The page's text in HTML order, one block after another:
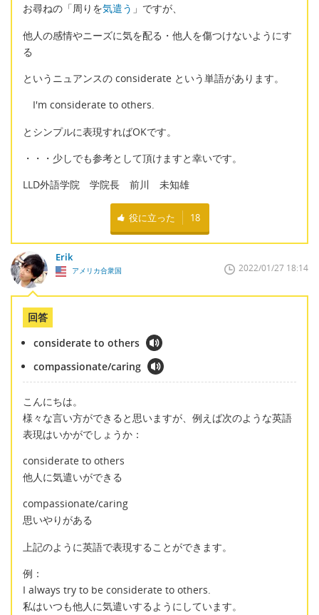
お尋ねの「周りを気遣う 」ですが、
他人の感情やニーズに気を配る・他人を傷つけないようにす
る
というニュアンスの considerate という単語があります。
I'm considerate to others.
とシンプルに表現すればOKです。
・・・少しでも参考として頂けますと幸いです。
LLD外語学院 学院長 前川 未知雄
役に立った 18
Erik
アメリカ合衆国 2022/01/27 18:14
回答
considerate to others
compassionate/caring
こんにちは。
様々な言い方ができると思いますが、例えば次のような英語
表現はいかがでしょうか：
considerate to others
他人に気遣いができる
compassionate/caring
思いやりがある
上記のように英語で表現することができます。
例：
I always try to be considerate to others.
私はいつも他人に気遣いするようにしています。